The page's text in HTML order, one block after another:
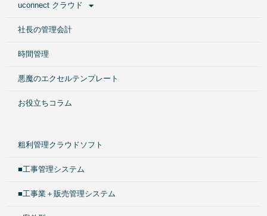
uconnect クラウド
社長の管理会計
時間管理
悪魔のエクセルテンプレート
お役立ちコラム
粗利管理クラウドソフト
■工事管理システム
■工事業＋販売管理システム